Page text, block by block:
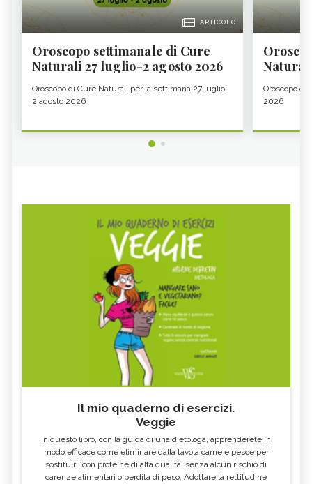
ARTICOLO
Oroscopo settimanale di Cure
Naturali 27 luglio-2 agosto 2026
Oroscopo di Cure Naturali per la settimana 27 luglio-
2 agosto 2026
Oroscopo di
2026
Il mio quaderno di esercizi.
Veggie
In questo libro, con la guida di una dietologa, apprenderete in
modo efficace come eliminare dalla tavola carne e pesce per
sostituirli con proteine di alta qualità, senza alcun rischio di
carenze alimentari o perdita di peso. Adottare la rettitudine